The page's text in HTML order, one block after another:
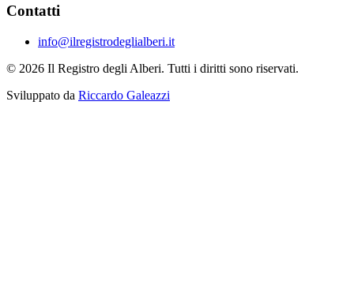
Contatti
info@ilregistrodeglialberi.it
© 2026 Il Registro degli Alberi. Tutti i diritti sono riservati.
Sviluppato da Riccardo Galeazzi